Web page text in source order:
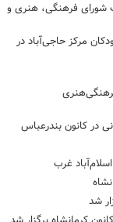
شورای فرهنگی، هنری و
مرکز حاجی‌آباد در
در کانون بندرعباس
شد